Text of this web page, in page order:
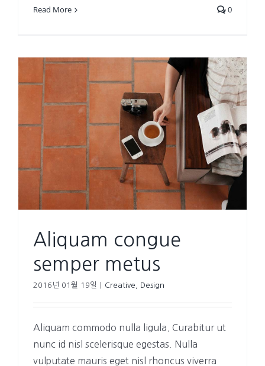
Read More 0
Aliquam congue
semper metus
2016년 01월 19일 Creative Design
Aliquam commodo nulla ligula. Curabitur ut
nunc id nisl scelerisque egestas. Nulla
vulputate mauris eget nisl rhoncus viverra